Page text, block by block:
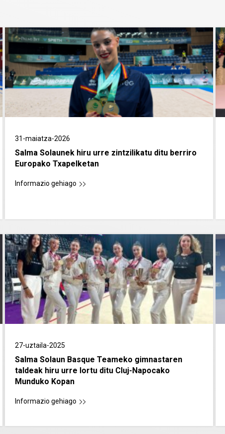
31-maiatza-2026
Salma Solaunek hiru urre zintzilikatu ditu berriro
Europako Txapelketan
Informazio gehiago
27-uztaila-2025
Salma Solaun Basque Teameko gimnastaren
taldeak hiru urre lortu ditu Cluj-Napocako
Munduko Kopan
Informazio gehiago